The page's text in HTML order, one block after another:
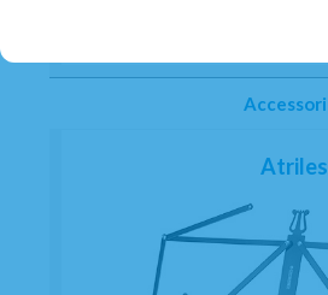
Accessori
Atriles